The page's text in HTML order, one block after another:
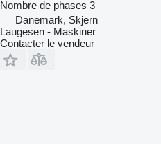
Nombre de phases 3
Danemark, Skjern
Laugesen - Maskiner
Contacter le vendeur